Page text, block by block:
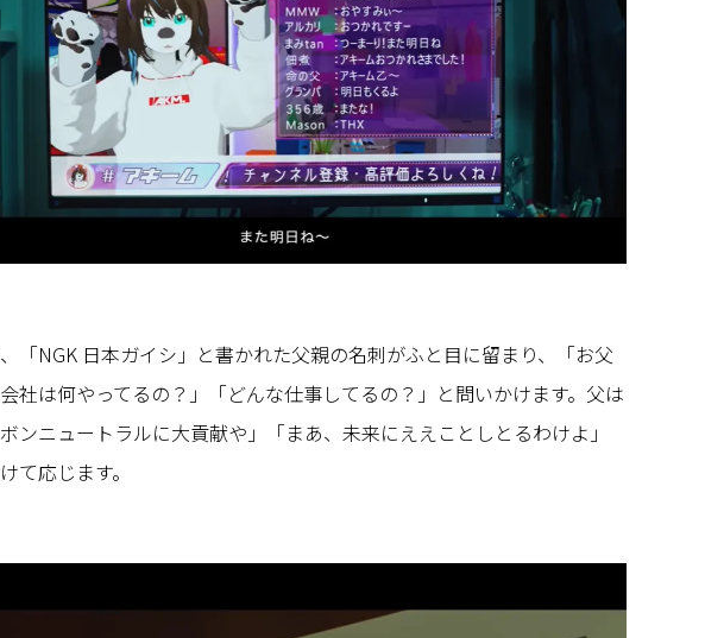
「NGK 日本ガイシ」と書かれた父親の名刺がふと目に留まり、「お父
社は何やってるの？」「どんな仕事してるの？」と問いかけます。父は
ボンニュートラルに大貢献や」「まあ、未来にええことしとるわけよ」
て応じます。